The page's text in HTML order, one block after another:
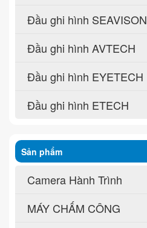
Đầu ghi hình SEAVISON
Đầu ghi hình AVTECH
Đầu ghi hình EYETECH
Đầu ghi hình ETECH
Sản phẩm
Camera Hành Trình
MÁY CHẤM CÔNG